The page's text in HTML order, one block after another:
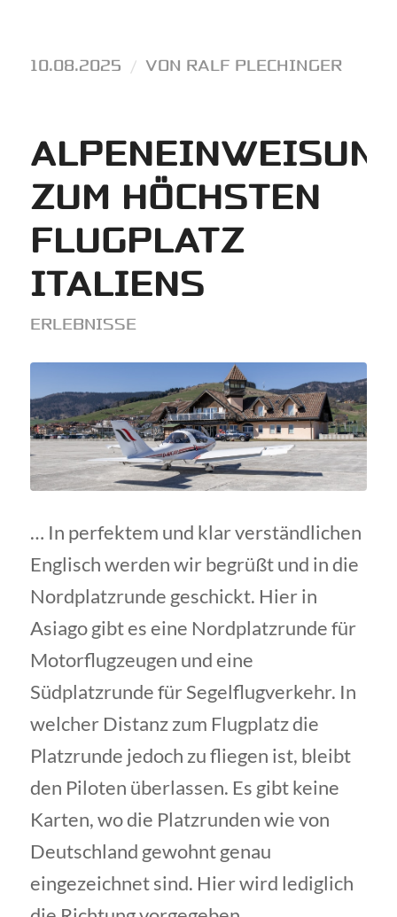
10.08.2025 / VON RALF PLECHINGER
ZUM HÖCHSTEN
FLUGPLATZ
ITALIENS
ERLEBNISSE
… In perfektem und klar verständlichen
Englisch werden wir begrüßt und in die
Nordplatzrunde geschickt. Hier in
Asiago gibt es eine Nordplatzrunde für
Motorflugzeugen und eine
Südplatzrunde für Segelflugverkehr. In
welcher Distanz zum Flugplatz die
Platzrunde jedoch zu fliegen ist, bleibt
den Piloten überlassen. Es gibt keine
Karten, wo die Platzrunden wie von
Deutschland gewohnt genau
eingezeichnet sind. Hier wird lediglich